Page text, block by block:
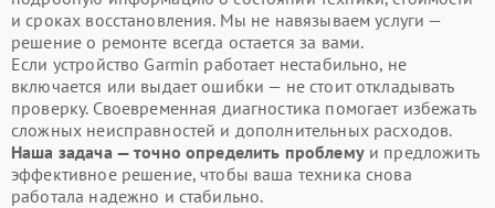
и сроках восстановления. Мы не навязываем услуги —
решение о ремонте всегда остается за вами.
Если устройство Garmin работает нестабильно, не
включается или выдает ошибки — не стоит откладывать
проверку. Своевременная диагностика помогает избежать
сложных неисправностей и дополнительных расходов.
Наша задача — точно определить проблемуи предложить
эффективное решение, чтобы ваша техника снова
работала надежно и стабильно.